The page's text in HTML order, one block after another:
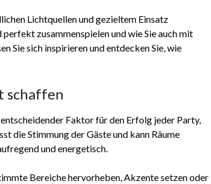
Lichtquellen und gezieltem Einsatz
zusammenspielen und wie Sie auch mit
Sie sich inspirieren und entdecken Sie, wie
schaffen
Faktor für den Erfolg jeder Party,
die Stimmung der Gäste und kann Räume
und energetisch.
Bereiche hervorheben, Akzente setzen oder